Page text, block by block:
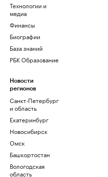
Технологии и
медиа
Финансы
Биографии
База знаний
РБК Образование
Новости
регионов
Санкт-Петербург
и область
Екатеринбург
Новосибирск
Омск
Башкортостан
Вологодская
область